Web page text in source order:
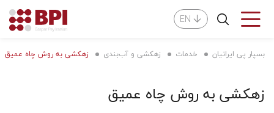
EN
بسپار پی ایرانیان خدمات زهکشی و آب‌بندی زهکشی به روش چاه عمیق
زهکشی به روش چاه عمیق